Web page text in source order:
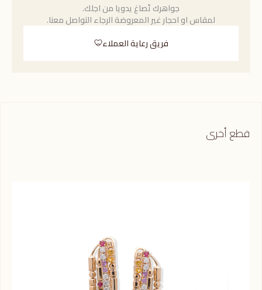
جواهرك تُصاغ يدويا من اجلك.
لمقاس او احجار غير المعروضة الرجاء التواصل معنا.
فريق رعاية العملاء
قطع أخرى